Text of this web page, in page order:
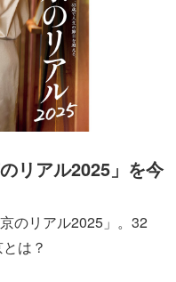
リアル2025」を今
のリアル2025」。32
は？